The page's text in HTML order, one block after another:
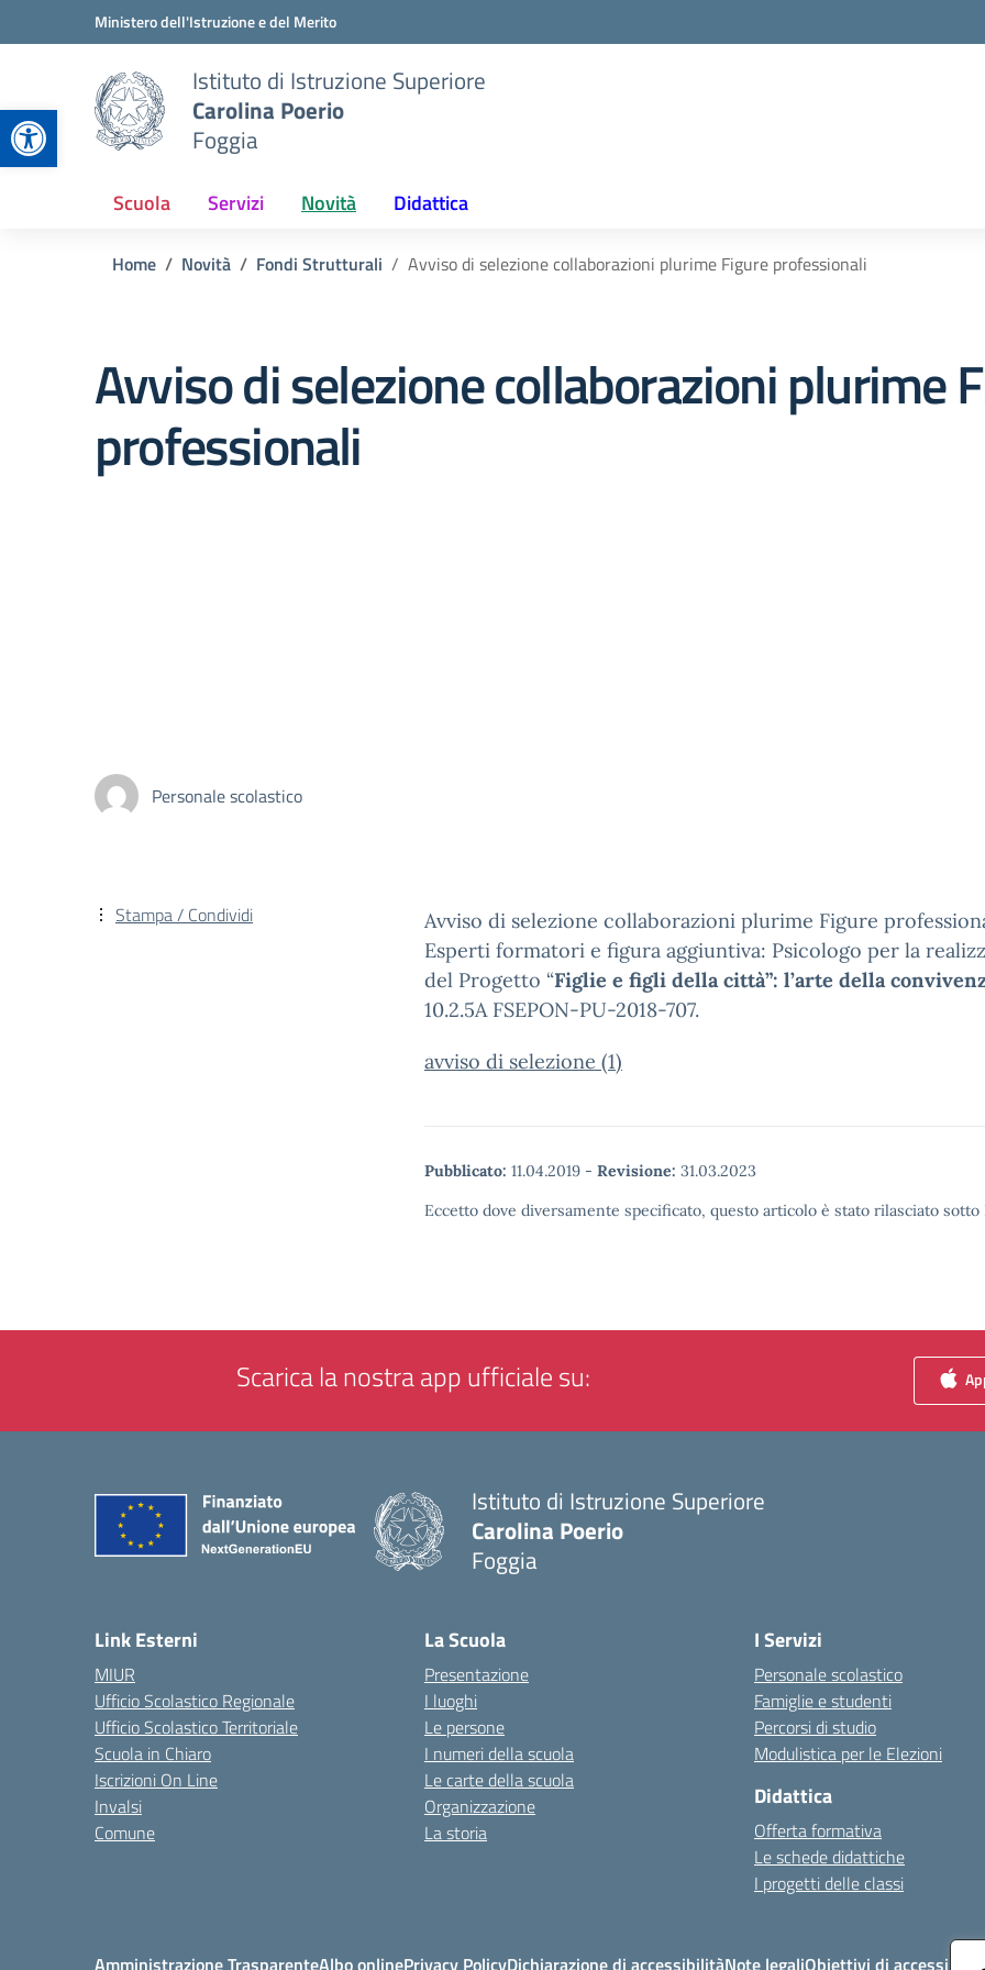
Apri la barra degli strumenti
Vai ai contenuti
Vai al menu di navigazioneMinistero dell'Istruzione e del Merito
Istituto di Istruzione Superiore
Carolina Poerio
Foggia
Scuola Servizi Novità Didattica
Home Novità Fondi Strutturali Avviso di selezione collaborazioni plurime Figure professionali
Avviso di selezione collaborazioni plurime
professionali
Personale scolastico
Avviso di selezione collaborazioni plurime Figure
Esperti formatori e figura aggiuntiva: Psicologo per la
del Progetto “Figlie e figli della città”: l’arte della
10.2.5A FSEPON-PU-2018-707.
avviso di selezione (1)
Pubblicato: 11.04.2019 - Revisione: 31.03.2023
Eccetto dove diversamente specificato, questo articolo è stato rilasciato
Stampa / Condividi
Scarica la nostra app ufficiale su:
Istituto di Istruzione Superiore
Carolina Poerio
Foggia
Link Esterni
MIUR
Ufficio Scolastico Regionale
Ufficio Scolastico Territoriale
Scuola in Chiaro
Iscrizioni On Line
Invalsi
Comune
La Scuola
Presentazione
I luoghi
Le persone
I numeri della scuola
Le carte della scuola
Organizzazione
La storia
I Servizi
Personale scolastico
Famiglie e studenti
Percorsi di studio
Modulistica per le Elezioni
Didattica
Offerta formativa
Le schede didattiche
I progetti delle classi
Amministrazione TrasparenteAlbo onlinePrivacy PolicyDichiarazione di accessibilitàNote legaliObiettivi di